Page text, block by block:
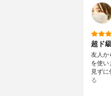
超ド
友人か
を使い
見ず
る